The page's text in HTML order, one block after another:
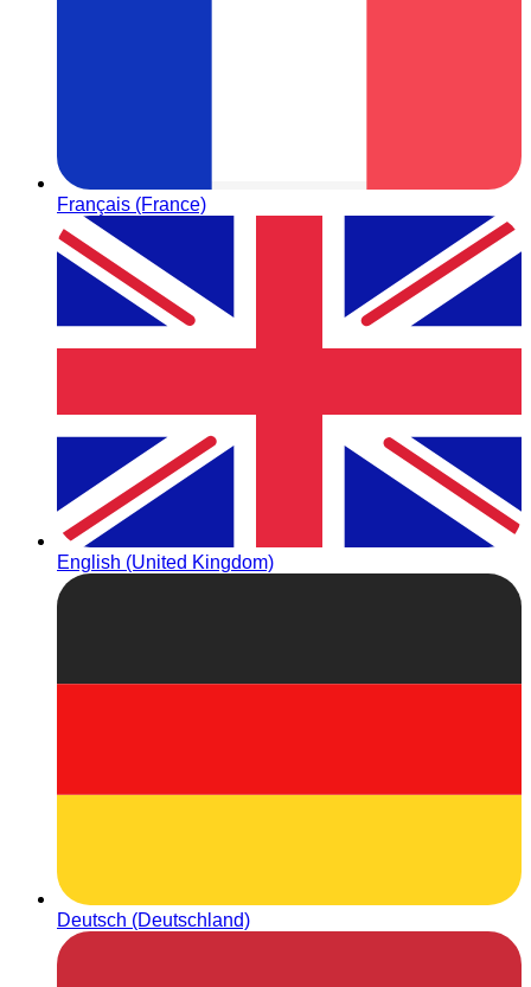
Français (France)
English (United Kingdom)
Deutsch (Deutschland)